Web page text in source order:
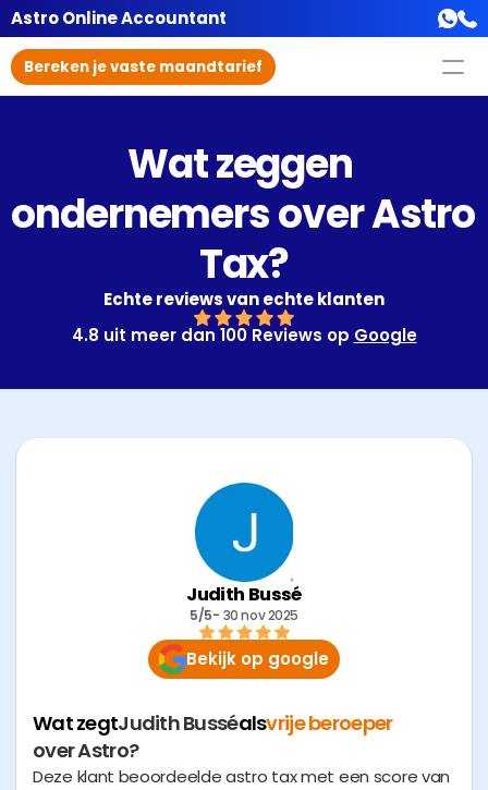
Astro Online Accountant
Bereken je vaste maandtarief
Wat zeggen
ondernemers over Astro
Tax?
Echte reviews van echte klanten
4.8 uit meer dan 100 Reviews op Google
Judith Bussé
5/5- 30 nov 2025
Bekijk op google
Wat zegtJudith Busséalsvrije beroeper
over Astro?
Deze klant beoordeelde astro tax met een score van